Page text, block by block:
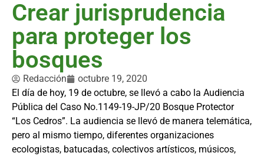
Crear jurisprudencia
para proteger los
bosques
Redacción
octubre 19, 2020
El día de hoy, 19 de octubre, se llevó a cabo la Audiencia
Pública del Caso No.1149-19-JP/20 Bosque Protector
“Los Cedros”. La audiencia se llevó de manera telemática,
pero al mismo tiempo, diferentes organizaciones
ecologistas, batucadas, colectivos artísticos, músicos,